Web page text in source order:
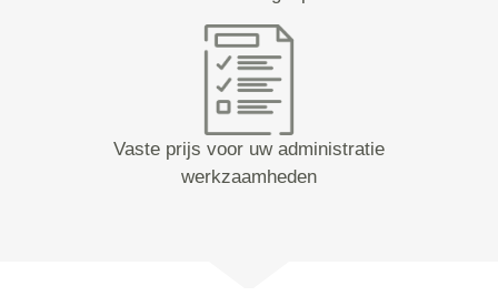
Vaste prijs voor uw administratie
werkzaamheden